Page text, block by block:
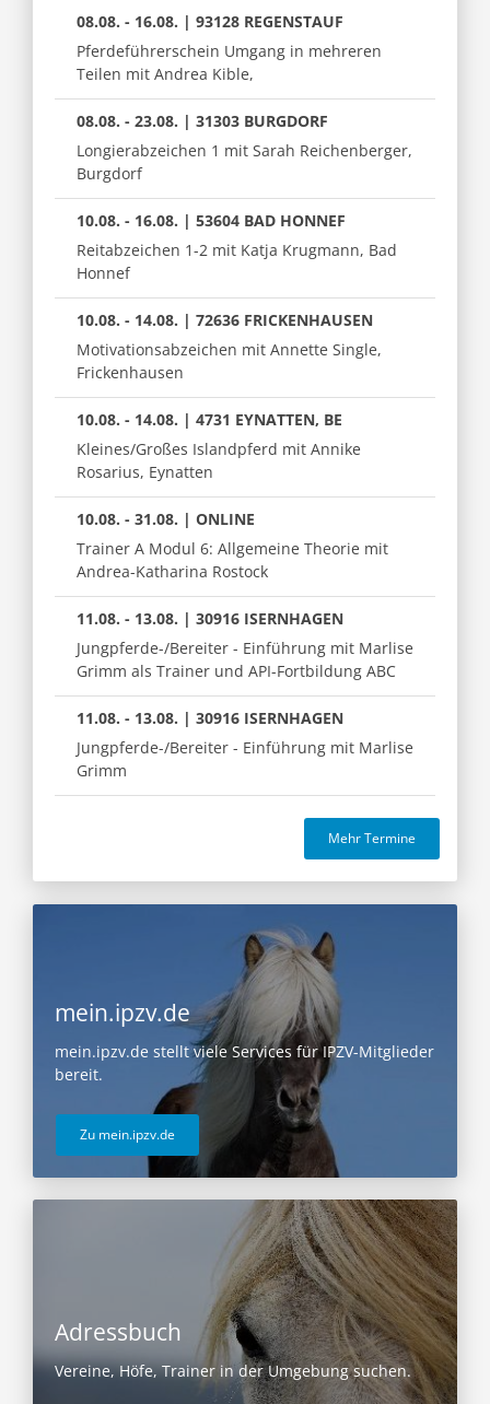
08.08. - 16.08. | 93128 REGENSTAUF
Pferdeführerschein Umgang in mehreren
Teilen mit Andrea Kible,
08.08. - 23.08. | 31303 BURGDORF
Longierabzeichen 1 mit Sarah Reichenberger,
Burgdorf
10.08. - 16.08. | 53604 BAD HONNEF
Reitabzeichen 1-2 mit Katja Krugmann, Bad
Honnef
10.08. - 14.08. | 72636 FRICKENHAUSEN
Motivationsabzeichen mit Annette Single,
Frickenhausen
10.08. - 14.08. | 4731 EYNATTEN, BE
Kleines/Großes Islandpferd mit Annike
Rosarius, Eynatten
10.08. - 31.08. | ONLINE
Trainer A Modul 6: Allgemeine Theorie mit
Andrea-Katharina Rostock
11.08. - 13.08. | 30916 ISERNHAGEN
Jungpferde-/Bereiter - Einführung mit Marlise
Grimm als Trainer und API-Fortbildung ABC
11.08. - 13.08. | 30916 ISERNHAGEN
Jungpferde-/Bereiter - Einführung mit Marlise
Grimm
Mehr Termine
mein.ipzv.de
mein.ipzv.de stellt viele Services für IPZV-Mitglieder
bereit.
Zu mein.ipzv.de
Adressbuch
Vereine, Höfe, Trainer in der Umgebung suchen.